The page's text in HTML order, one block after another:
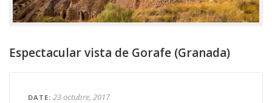
Espectacular vista de Gorafe (Granada)
DATE 23 octubre, 2017